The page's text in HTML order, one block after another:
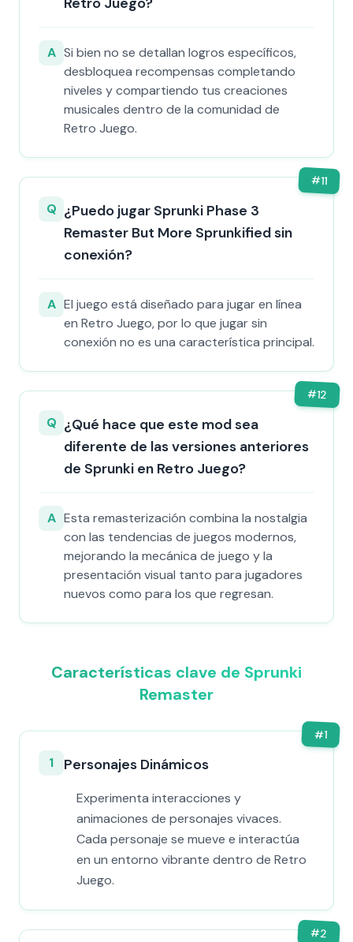
A Si bien no se detallan logros específicos,
desbloquea recompensas completando
niveles y compartiendo tus creaciones
musicales dentro de la comunidad de
Retro Juego.
#11
Q ¿Puedo jugar Sprunki Phase 3
Remaster But More Sprunkified sin
conexión?
A El juego está diseñado para jugar en línea
en Retro Juego, por lo que jugar sin
conexión no es una característica principal.
#12
Q ¿Qué hace que este mod sea
diferente de las versiones anteriores
de Sprunki en Retro Juego?
A Esta remasterización combina la nostalgia
con las tendencias de juegos modernos,
mejorando la mecánica de juego y la
presentación visual tanto para jugadores
nuevos como para los que regresan.
Características clave de Sprunki
Remaster
#1
1 Personajes Dinámicos
Experimenta interacciones y
animaciones de personajes vivaces.
Cada personaje se mueve e interactúa
en un entorno vibrante dentro de Retro
Juego.
#2